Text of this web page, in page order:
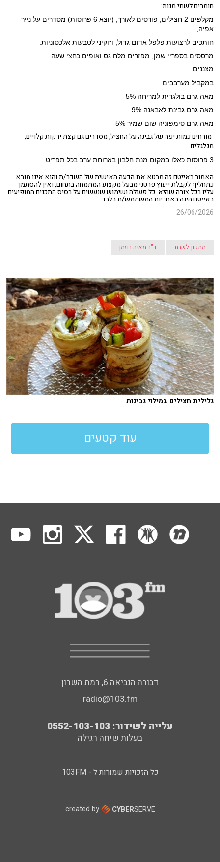
חומרים לשתי מנות:
מקלפים 2 חצילים, פורסים לאורך, (יוצא 6 פרוסות) מסדרים על נייר
אפיה,
חותכים לרצועות פלפל אדום גדול, וזוקיני לטבעות אלכסוניות.
מרססים בספריי שמן, מפזרים מלח גס ואופים כחצי שעה.
מצננים.
במקביל מערבבים:
מאה גרם בולגרית למריחה 5%
מאה גרם גבינת לאבאנה 9%
מאה גרם סימפוניה שום שמיר 5%
מורחים כמות יפה של גבינה על החציל, מסדרים גם קצת ירקות קלויים,
מגלגלים.
3 פרוסות כאלו במקום מנת חלבון בארוחת ערב בכל תפריט.
האמור באייטם זה מבטא את הדעה האישית של השדר/ת והוא אינו מובא
כתחליף לקבלת ייעוץ פרטני מבעל מקצוע המתמחה בתחום, ואין להסתמך
עליו בכל צורה שהיא. כל פעולה ושימוש שנעשים על בסיס התכנים המופיעים
באייטם הינה באחריות המשתמש/ת בלבד.
26/06/2026
מתכון לשבת ד"ר מאיה רוזמן
גלילית חצילים במילוי גבינות
עוד קטעים
דבורה הנביאה 6, רמת השרון
radio@103.fm
עלייה לשידור: 0552-103-103
בעלות שיחה רגילה
כל הזכויות שמורות ל - 103FM
created by CYBERSERVE